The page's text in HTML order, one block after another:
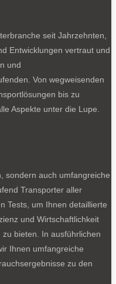
seit Jahrzehnten,
Entwicklungen vertraut und
und
Von wegweisenden
bis zu
Aspekte unter die Lupe.
sondern auch umfangreiche
Transporter aller
Tests, um Ihnen detaillierte
und Wirtschaftlichkeit
bieten. In ausführlichen
Ihnen umfangreiche
zu den